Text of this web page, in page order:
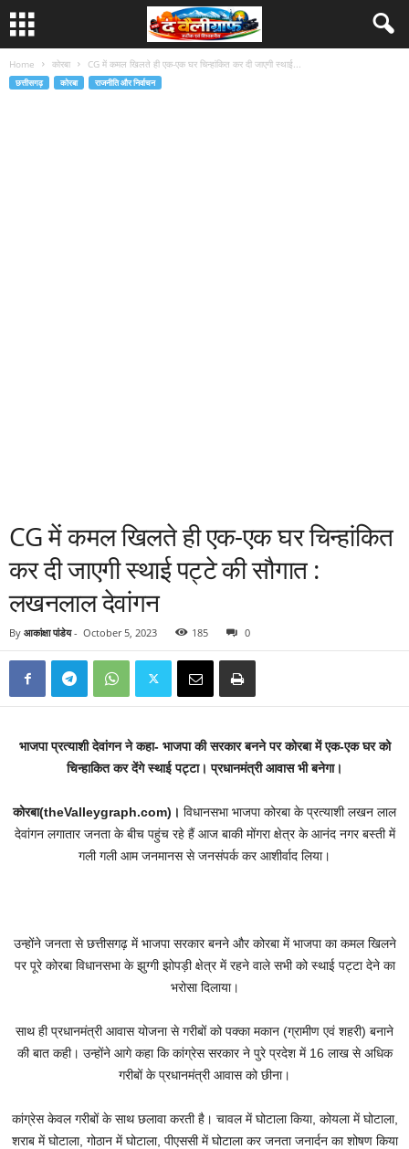
Home कोरबा CG में कमल खिलते ही एक-एक घर चिन्हांकित कर दी जाएगी स्थाई...
छत्तीसगढ़ कोरबा राजनीति और निर्वाचन
CG में कमल खिलते ही एक-एक घर चिन्हांकित
कर दी जाएगी स्थाई पट्टे की सौगात :
लखनलाल देवांगन
By आकांक्षा पांडेय- October 5, 2023 185 0
भाजपा प्रत्याशी देवांगन ने कहा- भाजपा की सरकार बनने पर कोरबा में एक-एक घर को
चिन्हाकित कर देंगे स्थाई पट्टा। प्रधानमंत्री आवास भी बनेगा।
कोरबा(theValleygraph.com)। विधानसभा भाजपा कोरबा के प्रत्याशी लखन लाल
देवांगन लगातार जनता के बीच पहुंच रहे हैं आज बाकी मोंगरा क्षेत्र के आनंद नगर बस्ती में
गली गली आम जनमानस से जनसंपर्क कर आशीर्वाद लिया।
उन्होंने जनता से छत्तीसगढ़ में भाजपा सरकार बनने और कोरबा में भाजपा का कमल खिलने
पर पूरे कोरबा विधानसभा के झुग्गी झोपड़ी क्षेत्र में रहने वाले सभी को स्थाई पट्टा देने का
भरोसा दिलाया।
साथ ही प्रधानमंत्री आवास योजना से गरीबों को पक्का मकान (ग्रामीण एवं शहरी) बनाने
की बात कही। उन्होंने आगे कहा कि कांग्रेस सरकार ने पुरे प्रदेश में 16 लाख से अधिक
गरीबों के प्रधानमंत्री आवास को छीना।
कांग्रेस केवल गरीबों के साथ छलावा करती है। चावल में घोटाला किया, कोयला में घोटाला,
शराब में घोटाला, गोठान में घोटाला, पीएससी में घोटाला कर जनता जनार्दन का शोषण किया